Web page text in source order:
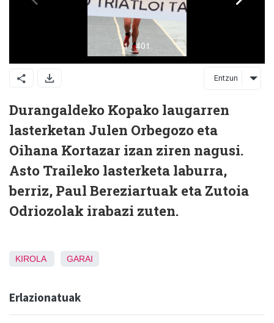
Entzun
Durangaldeko Kopako laugarren
lasterketan Julen Orbegozo eta
Oihana Kortazar izan ziren nagusi.
Asto Traileko lasterketa laburra,
berriz, Paul Bereziartuak eta Zutoia
Odriozolak irabazi zuten.
KIROLA GARAI
Erlazionatuak